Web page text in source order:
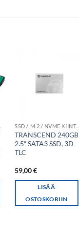
SSD / M.2 / NVME KIINTOLEVYT
TRANSCEND 240GB
2.5″ SATA3 SSD, 3D
TLC
59,00€
LISÄÄ
OSTOSKORIIN